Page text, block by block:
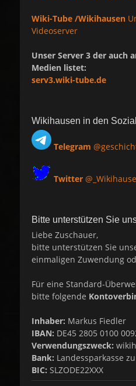
Wiki-Tube /Wikihausen
Videoserver
Unser Server 3 der auch
Medien listet:
serv3.wiki-tube.de
Wikihausen in den
Telegram
Twitter
Bitte unterstützen Sie
Liebe Zuschauer,
bitte unterstützen Sie
einmaligen Zuwendung
Für eine Standard-
bitte folgende
Inhaber: Markus Fiedler
IBAN: DE45 2805 0100
Verwendungszweck:
Bank: Landessparkasse
BIC: SLZODE22XXX